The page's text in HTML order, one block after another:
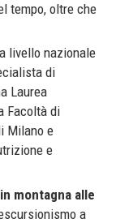
tempo, oltre che
livello nazionale
di
Laurea
Facoltà di
Milano e
e
montagna alle
a